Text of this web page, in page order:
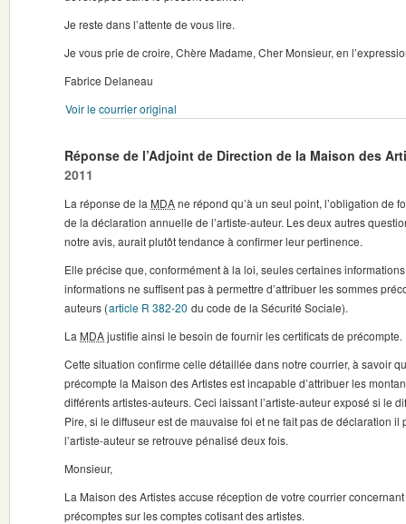
Je reste dans l’attente de vous lire.
Je vous prie de croire, Chère Madame, Cher Monsieur, en
Fabrice Delaneau
Voir le courrier original
Réponse de l’Adjoint de Direction de la Maison des
2011
La réponse de la MDAne répond qu’à un seul point, l’obligation de
de la déclaration annuelle de l’artiste-auteur. Les deux autres
notre avis, aurait plutôt tendance à confirmer leur pertinence.
Elle précise que, conformément à la loi, seules certaines
informations ne suffisent pas à permettre d’attribuer les sommes
auteurs (article R 382-20 du code de la Sécurité Sociale).
La MDAjustifie ainsi le besoin de fournir les certificats de précompte.
Cette situation confirme celle détaillée dans notre courrier, à savoir
précompte la Maison des Artistes est incapable d’attribuer les
différents artistes-auteurs. Ceci laissant l’artiste-auteur exposé si le
Pire, si le diffuseur est de mauvaise foi et ne fait pas de déclaration
l’artiste-auteur se retrouve pénalisé deux fois.
Monsieur,
La Maison des Artistes accuse réception de votre courrier
précomptes sur les comptes cotisant des artistes.